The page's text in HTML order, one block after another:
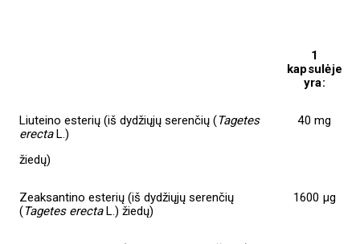
1
kapsulėje
yra:
Liuteino esterių (iš dydžiųjų serenčių (Tagetes
erectaL.)
žiedų)
40 mg
Zeaksantino esterių (iš dydžiųjų serenčių
(Tagetes erectaL.) žiedų)
1600 μg